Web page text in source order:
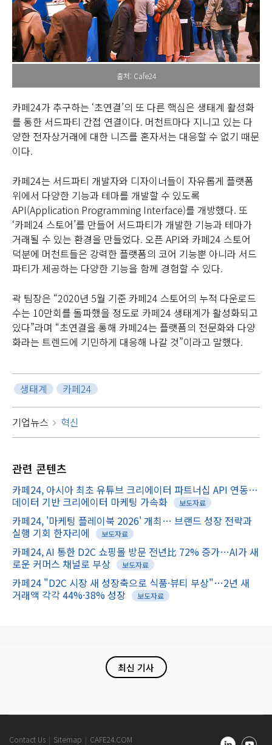
출처: Cafe24
카페24가 추구하는 ‘초연결’의 또 다른 핵심은 생태계 활성화
를 통한 서드파티 간접 연결이다. 머천트마다 지니고 있는 다
양한 전자상거래에 대한 니즈를 혼자서는 대응할 수 없기 때문
이다.
카페24는 서드파티 개발자와 디자이너들이 자유롭게 플랫폼
위에서 다양한 기능과 테마를 개발할 수 있도록
API(Application Programming Interface)를 개방했다. 또
‘카페24 스토어’를 만들어 서드파티가 개발한 기능과 테마가
거래될 수 있는 환경을 만들었다. 오픈 API와 카페24 스토어
덕분에 머천트들은 강력한 플랫폼의 코어 기능뿐 아니라 서드
파티가 제공하는 다양한 기능을 함께 경험할 수 있다.
곽 팀장은 “2020년 5월 기준 카페24 스토어의 누적 다운로드
수는 10만회를 돌파했을 정도로 카페24 생태계가 활성화되고
있다”라며 “초연결을 통해 카페24는 플랫폼의 전문화와 다양
화라는 트렌드에 기민하게 대응해 나갈 것”이라고 말했다.
생태계 카페24
기업뉴스 혁신
관련 콘텐츠
카페24, 아시아 최초 유튜브 크리에이터 파트너십 API 연동…
데이터 기반 크리에이터 마케팅 가속화
보도자료
카페24, '마케팅 플레이북 2026' 개최… 브랜드 성장 전략과
실행 기회 한자리에
보도자료
카페24, AI 통한 D2C 쇼핑몰 방문 전년比 72% 증가…AI가 새
로운 커머스 채널로 부상
보도자료
카페24 "D2C 시장 새 성장축으로 식품·뷰티 부상"…2년 새
거래액 각각 44%·38% 성장
보도자료
최신 기사
Cafe24
Contact Us Sitemap CAFE24.COM